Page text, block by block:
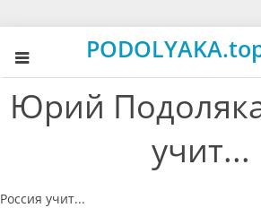
Юрий
учит...
Россия учит...